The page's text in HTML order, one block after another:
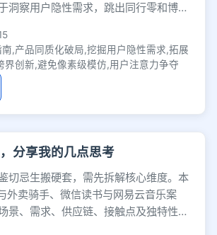
洞察用户隐性需求，跳出同行零和博
,产品同质化破局,挖掘用户隐性需求,拓展
界创新,避免像素级模仿,用户注意力争夺
分享我的几点思考
切忌生搬硬套，需先拆解核心维度。本
外卖骑手、微信读书与网易云音乐案
景、需求、供应链、接触点及独特性入